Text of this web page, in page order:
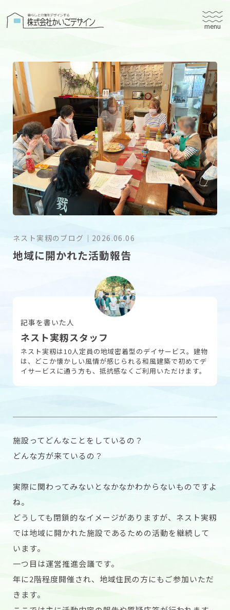
株式会社かいごデザイン
有料老人ホームユタリト
ユタリト船橋
ユタリト市川
デイサービスネスト実籾
建築設計
ブログ
会社案内
お問い合わせ
ネスト実籾のブログ ｜ 2026.06.06
地域に開かれた活動報告
記事を書いた人
ネスト実籾スタッフ
ネスト実籾は10人定員の地域密着型のデイサービス。建物
は、どこか懐かしい風情が感じられる和風建築で初めてデ
イサービスに通う方も、抵抗感なくご利用いただけます。
施設ってどんなことをしているの？
どんな方が来ているの？
実際に関わってみないとなかなかわからないものですよ
ね。
どうしても閉鎖的なイメージがありますが、ネスト実籾
では地域に開かれた施設であるための活動を継続して
います。
一つ目は運営推進会議です。
年に2階程度開催され、地域住民の方にもご参加いただ
きます。